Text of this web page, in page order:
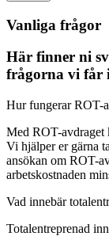
Vanliga frågor
Här finner ni
frågorna vi får
Hur fungerar ROT-
Med ROT-avdraget
Vi hjälper er gärna
ansökan om ROT-
arbetskostnaden
Vad innebär
Totalentreprenad